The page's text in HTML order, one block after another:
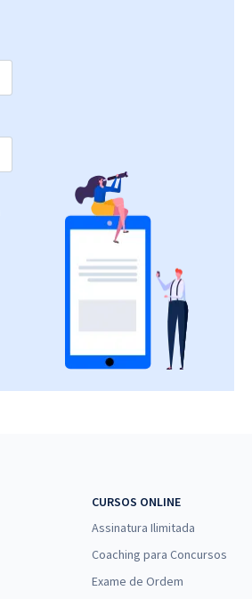
CURSOS ONLINE
Assinatura Ilimitada
Coaching para Concursos
Exame de Ordem